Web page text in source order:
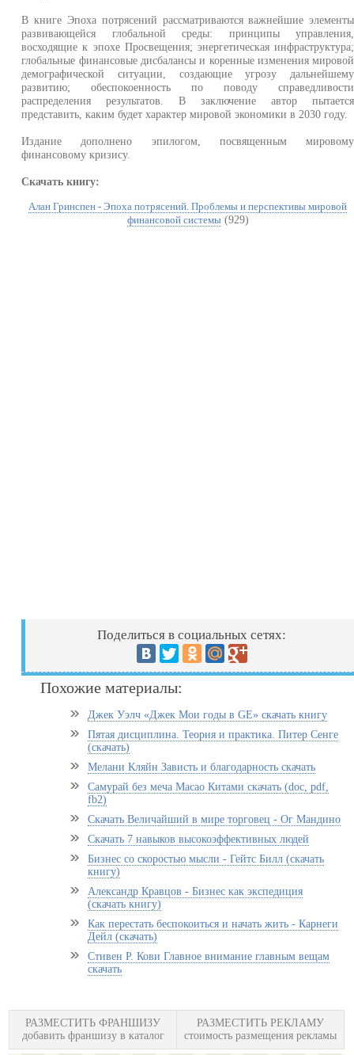
В книге Эпоха потрясений рассматриваются важнейшие элементы
развивающейся глобальной среды: принципы управления,
восходящие к эпохе Просвещения; энергетическая инфраструктура;
глобальные финансовые дисбалансы и коренные изменения мировой
демографической ситуации, создающие угрозу дальнейшему
развитию; обеспокоенность по поводу справедливости
распределения результатов. В заключение автор пытается
представить, каким будет характер мировой экономики в 2030 году.
Издание дополнено эпилогом, посвященным мировому
финансовому кризису.
Скачать книгу:
Алан Гринспен - Эпоха потрясений. Проблемы и перспективы мировой
финансовой системы(929)
Поделиться в социальных сетях:
Похожие материалы:
Джек Уэлч «Джек Мои годы в GE» скачать книгу
Пятая дисциплина. Теория и практика. Питер Сенге
(скачать)
Мелани Кляйн Зависть и благодарность скачать
Самурай без меча Масао Китами скачать (doc, pdf,
fb2)
Скачать Величайший в мире торговец - Ог Мандино
Скачать 7 навыков высокоэффективных людей
Бизнес со скоростью мысли - Гейтс Билл (скачать
книгу)
Александр Кравцов - Бизнес как экспедиция
(скачать книгу)
Как перестать беспокоиться и начать жить - Карнеги
Дейл (скачать)
Стивен Р. Кови Главное внимание главным вещам
скачать
РАЗМЕСТИТЬ ФРАНШИЗУ
добавить франшизу в каталог
РАЗМЕСТИТЬ РЕКЛАМУ
стоимость размещения рекламы